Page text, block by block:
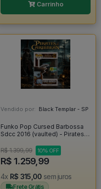
Carrinho
Vendido por: Black Templar - SP
Funko Pop Cursed Barbossa
Sdcc 2016 (vaulted) - Pirates
R$ 1.399,99
10% OFF
R$ 1.259,99
4x R$ 315,00 sem juros
Frete Grátis